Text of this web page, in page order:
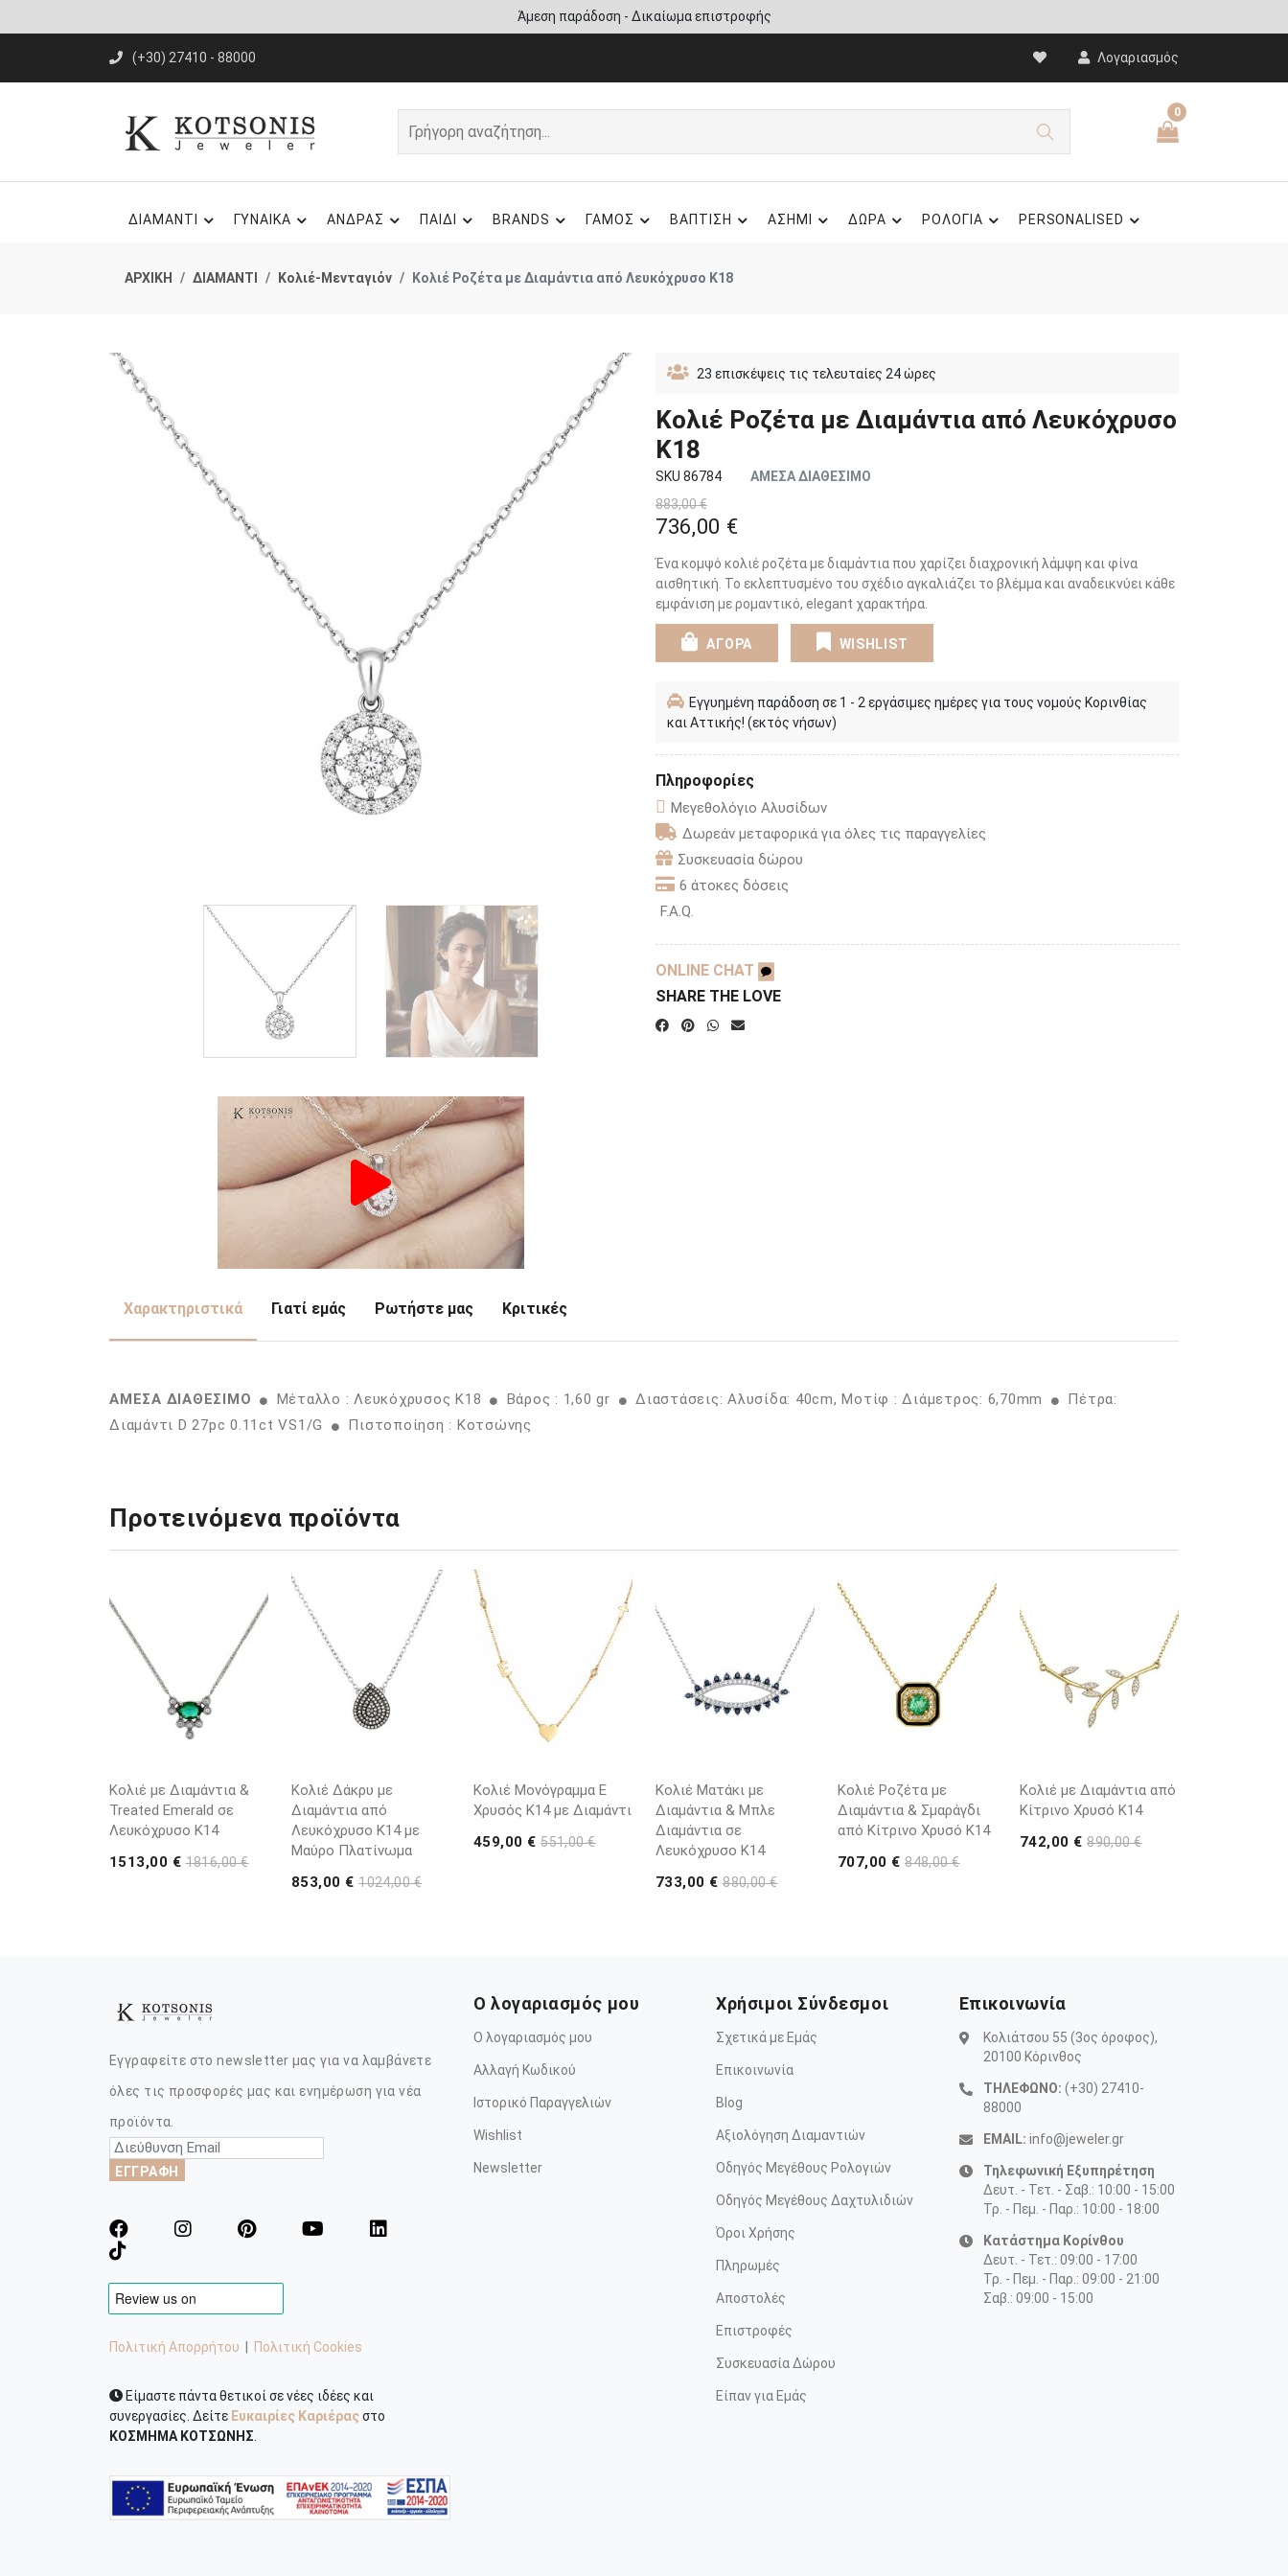
Άμεση παράδοση - Δικαίωμα επιστροφής
(+30) 27410 - 88000 Λογαριασμός
0
ΔΙΑΜΑΝΤΙ ΓΥΝΑΙΚΑ ΑΝΔΡΑΣ ΠΑΙΔΙ BRANDS ΓΑΜΟΣ ΒΑΠΤΙΣΗ ΑΣΗΜΙ ΔΩΡΑ ΡΟΛΟΓΙΑ PERSONALISED
ΑΡΧΙΚΗ ΔΙΑΜΑΝΤΙ Κολιέ-Μενταγιόν Κολιέ Ροζέτα με Διαμάντια από Λευκόχρυσο K18
23 επισκέψεις τις τελευταίες 24 ώρες
Κολιέ Ροζέτα με Διαμάντια από Λευκόχρυσο
K18
SKU 86784
ΑΜΕΣΑ ΔΙΑΘΕΣΙΜΟ
883,00 €
736,00 €
Ένα κομψό κολιέ ροζέτα με διαμάντια που χαρίζει διαχρονική λάμψη και φίνα
αισθητική. Το εκλεπτυσμένο του σχέδιο αγκαλιάζει το βλέμμα και αναδεικνύει κάθε
εμφάνιση με ρομαντικό, elegant χαρακτήρα.
ΑΓΟΡΑ WISHLIST
Εγγυημένη παράδοση σε 1 - 2 εργάσιμες ημέρες για τους νομούς Κορινθίας
και Αττικής! (εκτός νήσων)
Πληροφορίες
Μεγεθολόγιο Αλυσίδων
Δωρεάν μεταφορικά για όλες τις παραγγελίες
Συσκευασία δώρου
6 άτοκες δόσεις
F.A.Q.
ONLINE CHAT
SHARE THE LOVE
Χαρακτηριστικά Γιατί εμάς Ρωτήστε μας Κριτικές
ΑΜΕΣΑ ΔΙΑΘΕΣΙΜΟ Μέταλλο : Λευκόχρυσος K18 Βάρος : 1,60 gr Διαστάσεις: Aλυσίδα: 40cm, Μοτίφ : Διάμετρος: 6,70mm
Πέτρα:
Διαμάντι D 27pc 0.11ct VS1/G
Πιστοποίηση : Κοτσώνης
Προτεινόμενα προϊόντα
Κολιέ με Διαμάντια &
Treated Emerald σε
Λευκόχρυσο K14
1513,00 €1816,00 €
Κολιέ Δάκρυ με
Διαμάντια από
Λευκόχρυσο K14 με
Μαύρο Πλατίνωμα
853,00 €1024,00 €
Κολιέ Μονόγραμμα Ε
Χρυσός Κ14 με Διαμάντι
459,00 €551,00 €
Κολιέ Ματάκι με
Διαμάντια & Μπλε
Διαμάντια σε
Λευκόχρυσο Κ14
733,00 €880,00 €
Κολιέ Ροζέτα με
Διαμάντια & Σμαράγδι
από Κίτρινο Χρυσό K14
707,00 €848,00 €
Κολιέ με Διαμάντια από
Κίτρινο Χρυσό K14
742,00 €890,00 €
Εγγραφείτε στο newsletter μας για να λαμβάνετε
όλες τις προσφορές μας και ενημέρωση για νέα
προϊόντα.
ΕΓΓΡΑΦΗ
Πολιτική Απορρήτου Πολιτική Cookies
Είμαστε πάντα θετικοί σε νέες ιδέες και
συνεργασίες. Δείτε Ευκαιρίες Καριέραςστο
ΚΟΣΜΗΜΑ ΚΟΤΣΩΝΗΣ
Ο λογαριασμός μου
Ο λογαριασμός μου
Αλλαγή Κωδικού
Ιστορικό Παραγγελιών
Wishlist
Newsletter
Χρήσιμοι Σύνδεσμοι
Σχετικά με Εμάς
Επικοινωνία
Blog
Αξιολόγηση Διαμαντιών
Οδηγός Μεγέθους Ρολογιών
Οδηγός Μεγέθους Δαχτυλιδιών
Όροι Χρήσης
Πληρωμές
Αποστολές
Επιστροφές
Συσκευασία Δώρου
Είπαν για Εμάς
Επικοινωνία
Κολιάτσου 55 (3ος όροφος),
20100 Κόρινθος
ΤΗΛΕΦΩΝΟ: (+30) 27410-
88000
EMAIL: info@jeweler.gr
Τηλεφωνική Εξυπηρέτηση
Δευτ. - Τετ. - Σαβ.: 10:00 - 15:00
Τρ. - Πεμ. - Παρ.: 10:00 - 18:00
Κατάστημα Κορίνθου
Δευτ. - Τετ.: 09:00 - 17:00
Τρ. - Πεμ. - Παρ.: 09:00 - 21:00
Σαβ.: 09:00 - 15:00